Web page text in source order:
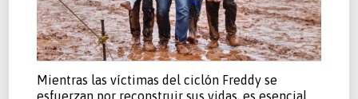
Mientras las víctimas del ciclón Freddy se
esfuerzan por reconstruir sus vidas, es esencial